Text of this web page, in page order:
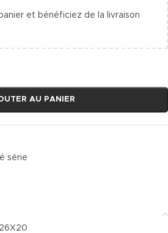
et bénéficiez de la livraison
AU PANIER
série